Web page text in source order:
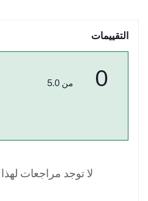
التقييمات
0 من 5.0
لا توجد مراجعات